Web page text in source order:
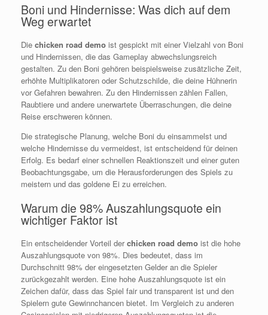
Boni und Hindernisse: Was dich auf dem
Weg erwartet
Die chicken road demo ist gespickt mit einer Vielzahl von Boni
und Hindernissen, die das Gameplay abwechslungsreich
gestalten. Zu den Boni gehören beispielsweise zusätzliche Zeit,
erhöhte Multiplikatoren oder Schutzschilde, die deine Hühnerin
vor Gefahren bewahren. Zu den Hindernissen zählen Fallen,
Raubtiere und andere unerwartete Überraschungen, die deine
Reise erschweren können.
Die strategische Planung, welche Boni du einsammelst und
welche Hindernisse du vermeidest, ist entscheidend für deinen
Erfolg. Es bedarf einer schnellen Reaktionszeit und einer guten
Beobachtungsgabe, um die Herausforderungen des Spiels zu
meistern und das goldene Ei zu erreichen.
Warum die 98% Auszahlungsquote ein
wichtiger Faktor ist
Ein entscheidender Vorteil derchicken road demo ist die hohe
Auszahlungsquote von 98%. Dies bedeutet, dass im
Durchschnitt 98% der eingesetzten Gelder an die Spieler
zurückgezahlt werden. Eine hohe Auszahlungsquote ist ein
Zeichen dafür, dass das Spiel fair und transparent ist und den
Spielern gute Gewinnchancen bietet. Im Vergleich zu anderen